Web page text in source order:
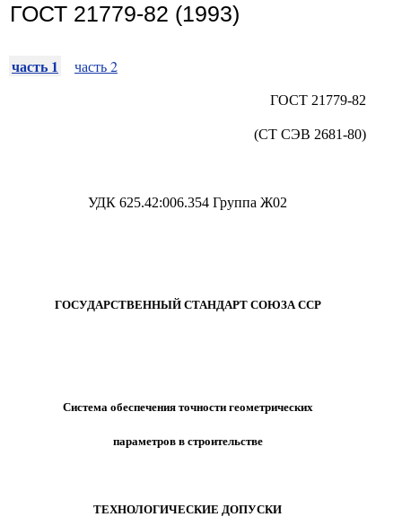
ГОСТ 21779-82 (1993)
часть 1 часть 2
ГОСТ 21779-82
(СТ СЭВ 2681-80)
УДК 625.42:006.354 Группа Ж02
ГОСУДАРСТВЕННЫЙ СТАНДАРТ СОЮЗА ССР
Система обеспечения точности геометрических
параметров в строительстве
ТЕХНОЛОГИЧЕСКИЕ ДОПУСКИ